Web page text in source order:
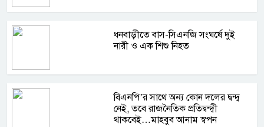
ধনবাড়ীতে বাস-সিএনজি সংঘর্ষে দুই
নারী ও এক শিশু নিহত
বিএনপি’র সাথে অন্য কোন দলের দ্বন্দ্ব
নেই, তবে রাজনৈতিক প্রতিদ্বন্দ্বী
থাকবেই…মাহবুব আনাম স্বপন